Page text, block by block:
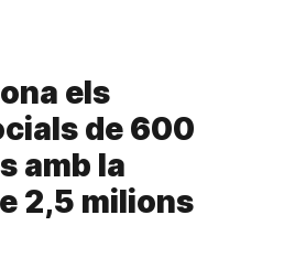
els
de 600
amb la
2,5 milions